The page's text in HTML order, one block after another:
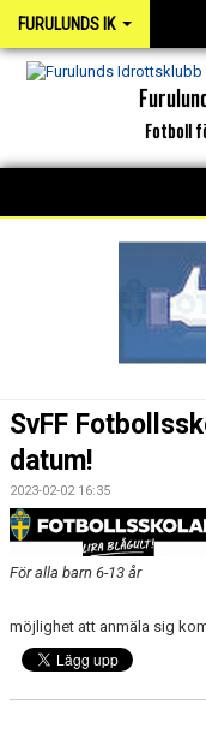
FURULUNDS IK
Fotboll
INTERKAPTEN
NYHETSARKIV
BILDGALLERI
MEDLEM
SvFF
datum!
2023-02-02 16:35
För alla barn 6-13 år
möjlighet att anmäla sig